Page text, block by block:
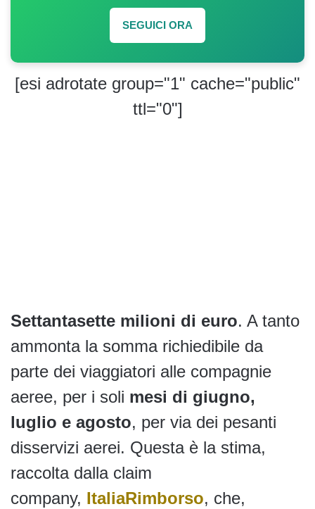
SEGUICI ORA
[esi adrotate group="1" cache="public"
ttl="0"]
Settantasette milioni di euro. A tanto
ammonta la somma richiedibile da
parte dei viaggiatori alle compagnie
aeree, per i soli mesi di giugno,
luglio e agosto, per via dei pesanti
disservizi aerei. Questa è la stima,
raccolta dalla claim
company, ItaliaRimborso, che,